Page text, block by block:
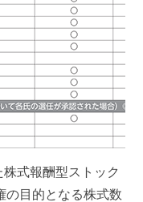
式報酬型ストック
の目的となる株式数